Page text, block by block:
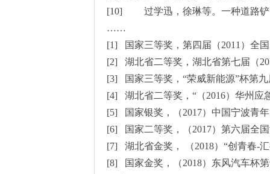
[10] 过学迅，徐琳等。一种道路铲
……
[1] 国家三等奖，第四届（2011）全
[2] 湖北省二等奖，湖北省第七届（
[3] 国家三等奖，“荣威新能源”杯第
[4] 湖北省二等奖，“（2016）华州应
[5] 国家银奖，（2017）中国宁波青
[6] 国家二等奖，（2017）第六届全
[7] 湖北省金奖， （2018）“创青春-
[8] 国家金奖，（2018）东风汽车杯